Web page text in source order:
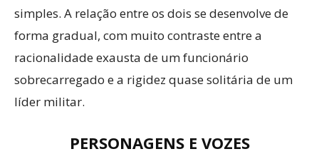
simples. A relação entre os dois se desenvolve de
forma gradual, com muito contraste entre a
racionalidade exausta de um funcionário
sobrecarregado e a rigidez quase solitária de um
líder militar.
PERSONAGENS E VOZES